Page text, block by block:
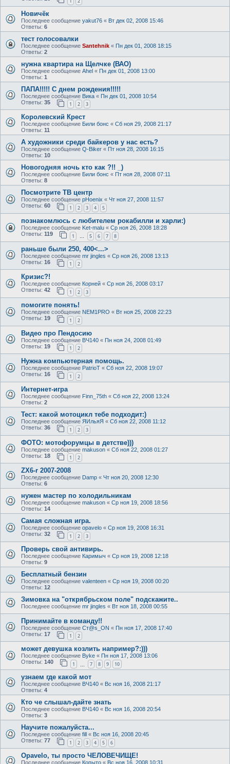
Новичёк
Последнее сообщение yakut76 « Вт дек 02, 2008 15:46
Ответы: 6
тест голосовалки
Последнее сообщение Santehnik « Пн дек 01, 2008 18:15
Ответы: 2
нужна квартира на Щелчке (ВАО)
Последнее сообщение Ahel « Пн дек 01, 2008 13:00
Ответы: 1
ПАПА!!!!! С днем рождения!!!!!
Последнее сообщение Вика « Пн дек 01, 2008 10:54
Ответы: 35 1 2 3
Королевский Крест
Последнее сообщение Били бонс « Сб ноя 29, 2008 21:17
Ответы: 11
А художники среди байкеров у нас есть?
Последнее сообщение Q-Biker « Пт ноя 28, 2008 16:15
Ответы: 10
Новогодняя ночь кто как ?!! _)
Последнее сообщение Били бонс « Пт ноя 28, 2008 07:11
Ответы: 8
Посмотрите ТВ центр
Последнее сообщение pHoenix « Чт ноя 27, 2008 11:57
Ответы: 60 1 2 3 4 5
познакомлюсь с любителем рокабилли и харли:)
Последнее сообщение Ket-malu « Ср ноя 26, 2008 18:28
Ответы: 119 1 … 5 6 7 8
раньше были 250, 400<...>
Последнее сообщение mr jingles « Ср ноя 26, 2008 13:13
Ответы: 16 1 2
Кризис?!
Последнее сообщение Корней « Ср ноя 26, 2008 03:17
Ответы: 42 1 2 3
помогите понять!
Последнее сообщение NEM1PRO « Вт ноя 25, 2008 22:23
Ответы: 19 1 2
Видео про Пендосию
Последнее сообщение ВЧ140 « Пн ноя 24, 2008 01:49
Ответы: 19 1 2
Нужна компьютерная помощь.
Последнее сообщение PatrioT « Сб ноя 22, 2008 19:07
Ответы: 16 1 2
Интернет-игра
Последнее сообщение Finn_75th « Сб ноя 22, 2008 13:24
Ответы: 2
Тест: какой мотоцикл тебе подходит:)
Последнее сообщение ЯИльяЯ « Сб ноя 22, 2008 11:12
Ответы: 36 1 2 3
ФОТО: мотофорумцы в детстве)))
Последнее сообщение makuson « Сб ноя 22, 2008 01:27
Ответы: 18 1 2
ZX6-r 2007-2008
Последнее сообщение Damp « Чт ноя 20, 2008 12:30
Ответы: 6
нужен мастер по холодильникам
Последнее сообщение makuson « Ср ноя 19, 2008 18:56
Ответы: 14
Самая сложная игра.
Последнее сообщение opavelo « Ср ноя 19, 2008 16:31
Ответы: 32 1 2 3
Проверь свой антивирь.
Последнее сообщение Каримыч « Ср ноя 19, 2008 12:18
Ответы: 9
Бесплатный бензин
Последнее сообщение valenteen « Ср ноя 19, 2008 00:20
Ответы: 12
Зимовка на "открябрьском поле" подскажите..
Последнее сообщение mr jingles « Вт ноя 18, 2008 00:55
Принимайте в команду!!
Последнее сообщение Ст@s_ON « Пн ноя 17, 2008 17:40
Ответы: 17 1 2
может девушка козлить например?:)))
Последнее сообщение Byke « Пн ноя 17, 2008 13:06
Ответы: 140 1 7 8 9 10
узнаем где какой мот
Последнее сообщение ВЧ140 « Вс ноя 16, 2008 21:17
Ответы: 4
Кто че слышал-дайте знать
Последнее сообщение ВЧ140 « Вс ноя 16, 2008 20:54
Ответы: 3
Научите пожалуйста...
Последнее сообщение fill « Вс ноя 16, 2008 20:45
Ответы: 77 1 2 3 4 5 6
Opavelo, ты просто ЧЕЛОВЕЧИЩЕ!
Последнее сообщение Копыто « Вс ноя 16, 2008 10:31